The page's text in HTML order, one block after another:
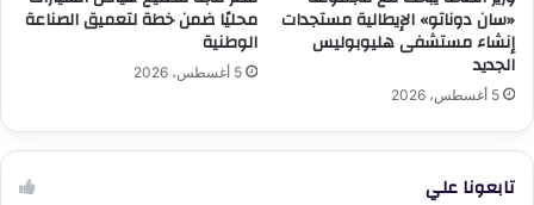
«سان دوناتو» الإيطالية مستجدات
إنشاء مستشفى هليوبوليس
الجديد
5 أغسطس، 2026
محليًا ضمن خطة لتعميق الصناعة
الوطنية
5 أغسطس، 2026
تابعونا علي